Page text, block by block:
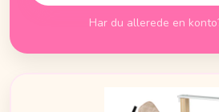
Har du allerede en